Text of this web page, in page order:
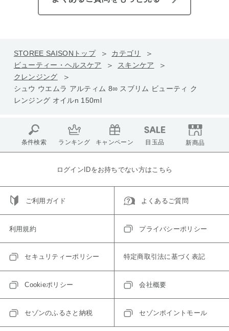
STOREE SAISONトップ
カテゴリ
ビューティー・ヘルスケア
スキンケア
クレンジング
シュウ ウエムラ アルティム 8∞ スブリム ビューティ ク
レンジング オイルn 150ml
条件検索 ランキング キャンペーン 目玉品 新商品
ログインIDをお持ちでない方はこちら
ご利用ガイド よくあるご質問
利用規約 プライバシーポリシー
セキュリティーポリシー 特定商取引法に基づく表記
Cookieポリシー 会社概要
セゾンのふるさと納税 セゾンポイントモール